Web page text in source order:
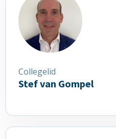
Collegelid
Stef van Gompel
over
Stef
van
Gompel
Lees